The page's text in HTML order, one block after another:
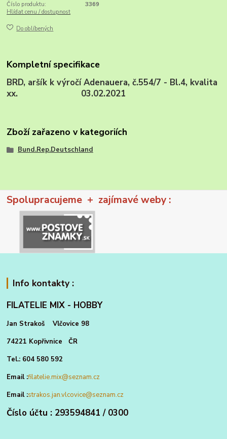
Číslo produktu:
3369
Hlídat cenu / dostupnost
Do oblíbených
Kompletní specifikace
BRD, aršík k výročí Adenauera, č.554/7 - Bl.4, kvalita
xx. 03.02.2021
Zboží zařazeno v kategoriích
Bund.Rep.Deutschland
Spolupracujeme + zajímavé weby :
Info kontakty :
FILATELIE MIX - HOBBY
Jan Strakoš Vlčovice 98
74221 Kopřivnice ČR
Tel.: 604 580 592
Email :filatelie.mix@seznam.cz
Email :strakos.jan.vlcovice@seznam.cz
Číslo účtu : 293594841 / 0300